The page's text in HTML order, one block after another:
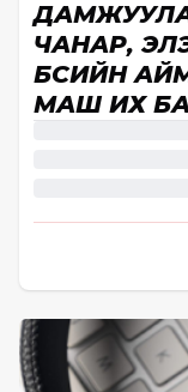
ЧАНАР,
БҮСИЙН
МАШ ИХ